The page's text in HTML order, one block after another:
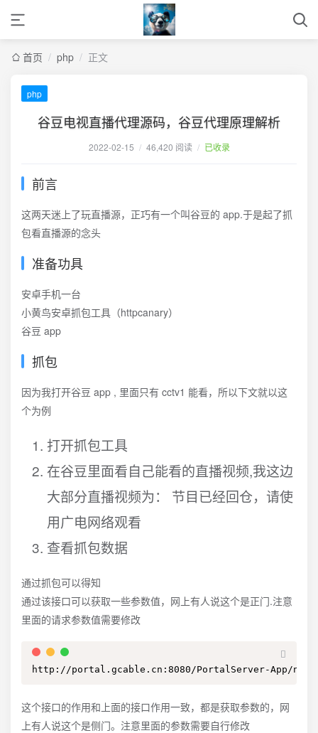
首页 / php / 正文
php
谷豆电视直播代理源码，谷豆代理原理解析
2022-02-15 / 46,420 阅读 / 已收录
前言
这两天迷上了玩直播源，正巧有一个叫谷豆的 app.于是起了抓
包看直播源的念头
准备功具
安卓手机一台
小黄鸟安卓抓包工具（httpcanary）
谷豆 app
抓包
因为我打开谷豆 app , 里面只有 cctv1 能看，所以下文就以这
个为例
打开抓包工具
在谷豆里面看自己能看的直播视频,我这边
大部分直播视频为： 节目已经回仓，请使
用广电网络观看
查看抓包数据
通过抓包可以得知
通过该接口可以获取一些参数值，网上有人说这个是正门.注意
里面的请求参数值需要修改
http://portal.gcable.cn:8080/PortalServer-App/new/
这个接口的作用和上面的接口作用一致，都是获取参数的，网
上有人说这个是侧门。注意里面的参数需要自行修改